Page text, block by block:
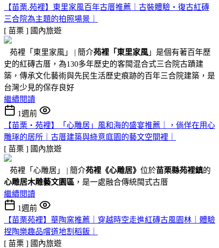
【苗栗.苑裡】東里家風百年古厝推薦｜古裝體驗・復古紅磚
三合院為主題的拍照場景｜
[ 苗栗 ] 國內旅遊
苑裡「東里家風」 | 簡介苑裡「東里家風 」是個有著百年歷
史的紅磚古厝，為130多年歷史的客閩混合式三合院古蹟建
築，傳承文化藝術與先民生活歷史痕跡的百年三合院建築，是
台灣少見的保存良好
繼續閱讀
1週前
【苗栗・苑裡】「心雕居」風和海的盛宴推薦｜，倘佯在用心
雕琢的居所｜古厝建築與綠意庭園的藝文空間裡｜
[ 苗栗 ] 國內旅遊
苑裡「心雕居」 | 簡介苑裡 《心雕居》 位於苗栗縣苑裡鎮的
心雕居木雕藝文園區 ，是一處融合傳統閩式古厝
繼續閱讀
1週前
【苗栗苑裡】華陶窯推薦｜穿越時空走進紅磚古風園林｜體驗
捏陶樂趣品嚐道地割稻飯｜
[ 苗栗 ] 國內旅遊